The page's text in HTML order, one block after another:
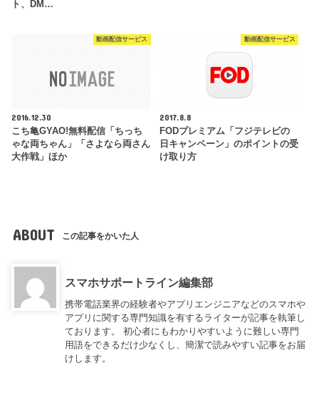
ト、DM…
動画配信サービス
2016.12.30
こち亀GYAO!無料配信「ちっち
ゃな両ちゃん」「さよなら両さん
大作戦」ほか
動画配信サービス
2017.8.8
FODプレミアム「フジテレビの
日キャンペーン」のポイントの受
け取り方
ABOUT この記事をかいた人
スマホサポートライン編集部
携帯電話業界の経験者やアプリエンジニアなどのスマホや
アプリに関する専門知識を有するライターが記事を執筆し
ております。 初心者にもわかりやすいように難しい専門
用語をできるだけ少なくし、簡潔で読みやすい記事をお届
けします。